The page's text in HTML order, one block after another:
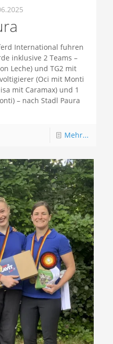
International fuhren
inklusive 2 Teams –
Leche) und TG2 mit
(Oci mit Monti
mit Caramax) und 1
– nach Stadl Paura
Mehr...